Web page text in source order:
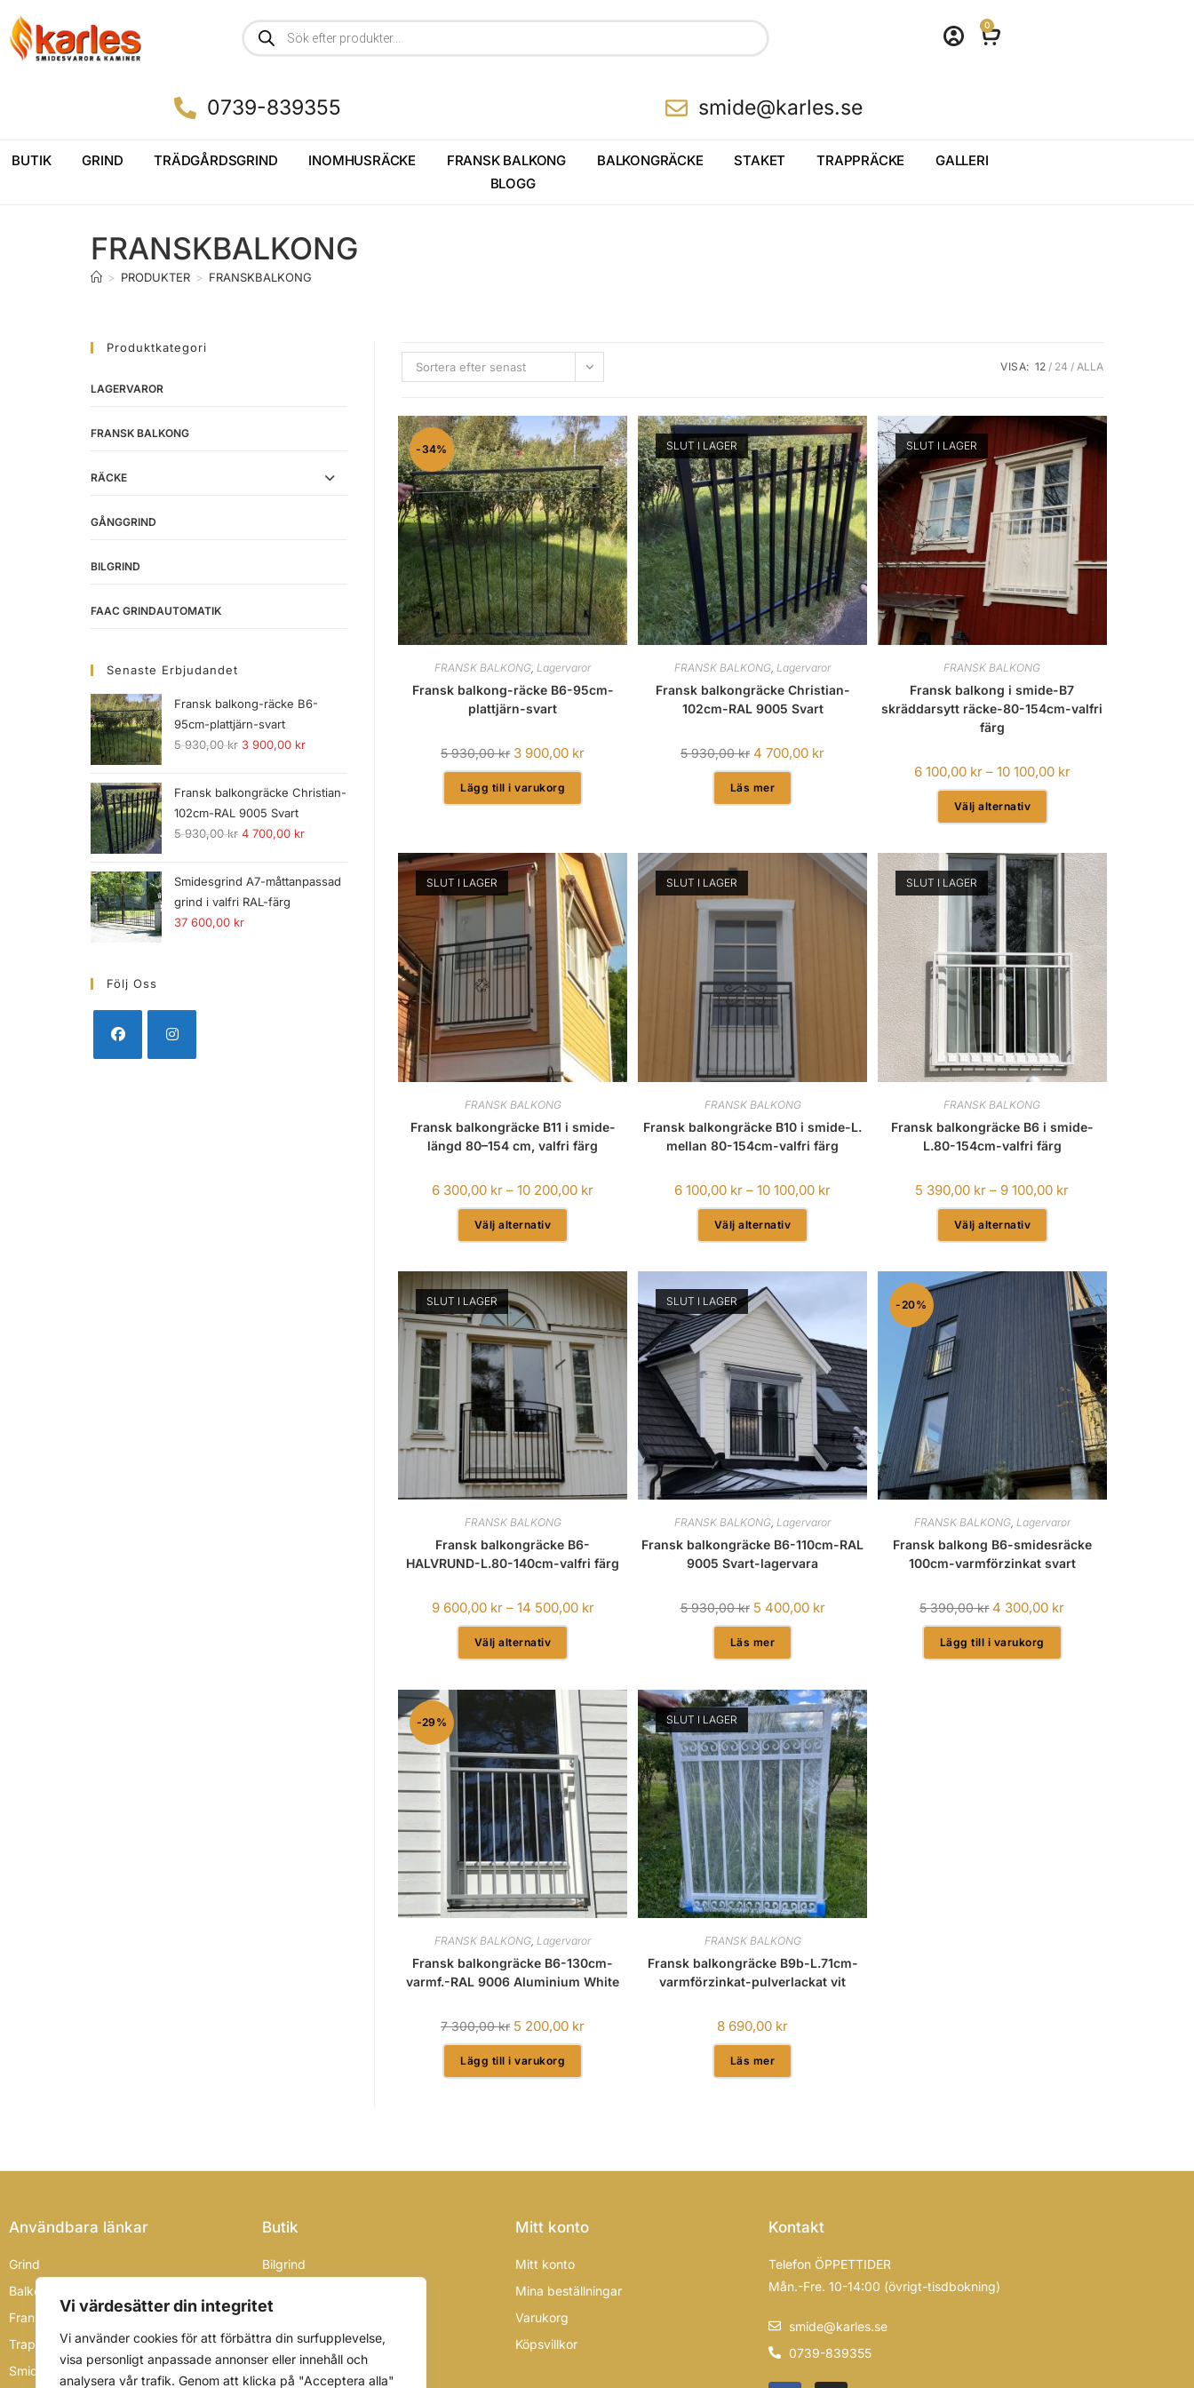
Vi värdesätter din integritet
Vi använder cookies för att förbättra din surfupplevelse,
visa personligt anpassade annonser eller innehåll och
analysera vår trafik. Genom att klicka på "Acceptera alla"
0
0739-839355 smide@karles.se
BUTIK GRIND TRÄDGÅRDSGRIND INOMHUSRÄCKE FRANSK BALKONG BALKONGRÄCKE STAKET TRAPPRÄCKE
GALLERI
BLOGG
FRANSKBALKONG
> PRODUKTER > FRANSKBALKONG
Produktkategori
LAGERVAROR
FRANSK BALKONG
RÄCKE
GÅNGGRIND
BILGRIND
FAAC GRINDAUTOMATIK
Senaste Erbjudandet
Fransk balkong-räcke B6-
95cm-plattjärn-svart
5 930,00kr 3 900,00 kr
Fransk balkongräcke Christian-
102cm-RAL 9005 Svart
5 930,00kr 4 700,00 kr
Smidesgrind A7-måttanpassad
grind i valfri RAL-färg
37 600,00 kr
Följ Oss
Sortera efter senast VISA: 12 24 ALLA
-34%
FRANSK BALKONG Lagervaror
Fransk balkong-räcke B6-95cm-
plattjärn-svart
5 930,00kr 3 900,00 kr
Lägg till i varukorg
SLUT I LAGER
FRANSK BALKONG Lagervaror
Fransk balkongräcke Christian-
102cm-RAL 9005 Svart
5 930,00kr 4 700,00 kr
Läs mer
SLUT I LAGER
FRANSK BALKONG
Fransk balkong i smide-B7
skräddarsytt räcke-80-154cm-valfri
färg
6 100,00 kr – 10 100,00 kr
Välj alternativ
SLUT I LAGER
FRANSK BALKONG
Fransk balkongräcke B11 i smide-
längd 80–154 cm, valfri färg
6 300,00 kr – 10 200,00 kr
Välj alternativ
SLUT I LAGER
FRANSK BALKONG
Fransk balkongräcke B10 i smide-L.
mellan 80-154cm-valfri färg
6 100,00 kr – 10 100,00 kr
Välj alternativ
SLUT I LAGER
FRANSK BALKONG
Fransk balkongräcke B6 i smide-
L.80-154cm-valfri färg
5 390,00 kr – 9 100,00 kr
Välj alternativ
SLUT I LAGER
FRANSK BALKONG
Fransk balkongräcke B6-
HALVRUND-L.80-140cm-valfri färg
9 600,00 kr – 14 500,00 kr
Välj alternativ
SLUT I LAGER
FRANSK BALKONG,Lagervaror
Fransk balkongräcke B6-110cm-RAL
9005 Svart-lagervara
5 930,00kr 5 400,00 kr
Läs mer
-20%
FRANSK BALKONG, Lagervaror
Fransk balkong B6-smidesräcke
100cm-varmförzinkat svart
5 390,00kr 4 300,00 kr
Lägg till i varukorg
-29%
FRANSK BALKONG,Lagervaror
Fransk balkongräcke B6-130cm-
varmf.-RAL 9006 Aluminium White
7 300,00kr 5 200,00 kr
Lägg till i varukorg
SLUT I LAGER
FRANSK BALKONG
Fransk balkongräcke B9b-L.71cm-
varmförzinkat-pulverlackat vit
8 690,00 kr
Läs mer
Användbara länkar
Grind
Balkongräcke
Fransk balkong
Trappräcke
Smidesdörr
Butik
Bilgrind
Fransk balkong
Gånggrind
Mitt konto
Mitt konto
Mina beställningar
Varukorg
Köpsvillkor
Kontakt
Telefon ÖPPETTIDER
Mån.-Fre. 10-14:00 (övrigt-tisdbokning)
smide@karles.se
0739-839355